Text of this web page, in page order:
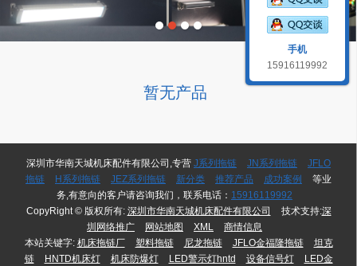
暂无产品
深圳市华南天城机床配件有限公司,专营 J系列拖链 JN系列拖链
JFLO
拖链
H系列拖链 JEZ系列拖链 新分类 推荐产品 成功案例
等业
务,有意向的客户请咨询我们，联系电话： 15916119992
CopyRight © 版权所有: 深圳市华南天城机床配件有限公司 技术支持:深
圳网络推广
网站地图 XML
商情信息
本站关键字: 机床拖链厂 塑料拖链 尼龙拖链 JFLO金福隆拖链
坦克
链
HNTD机床灯 机床防爆灯 LED警示灯hntd 设备信号灯
LED金
手机
15916119992